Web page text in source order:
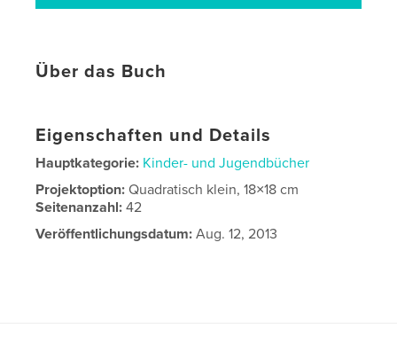
Über das Buch
Eigenschaften und Details
Hauptkategorie: Kinder- und Jugendbücher
Projektoption:Quadratisch klein, 18×18 cm
Seitenanzahl:42
Veröffentlichungsdatum: Aug. 12, 2013